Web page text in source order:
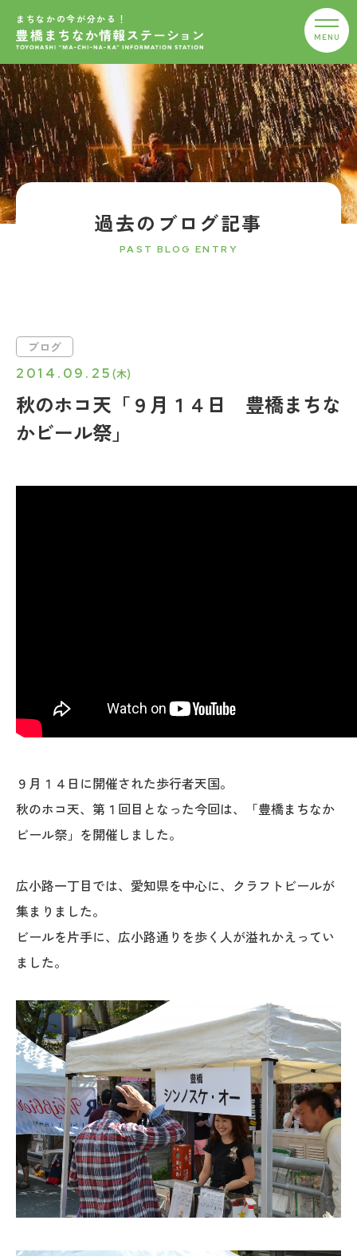
まちなかの今が分かる！
過去のブログ記事
PAST BLOG ENTRY
秋のホコ天「９月１４日 豊橋まちな
かビール祭」
2014.09.25 (木)
ブログ
９月１４日に開催された歩行者天国。
秋のホコ天、第１回目となった今回は、「豊橋まちなか
ビール祭」を開催しました。
広小路一丁目では、愛知県を中心に、クラフトビールが
集まりました。
ビールを片手に、広小路通りを歩く人が溢れかえってい
ました。